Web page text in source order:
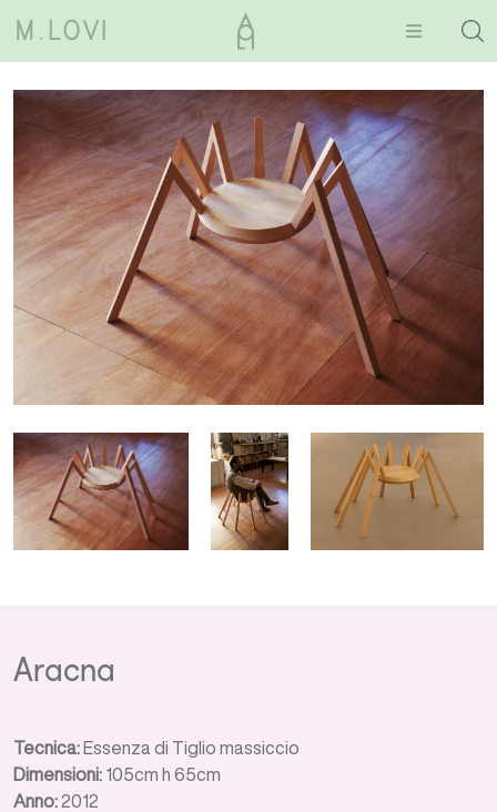
Aracna
Tecnica: Essenza di Tiglio massiccio
Dimensioni: 105cm h 65cm
Anno: 2012